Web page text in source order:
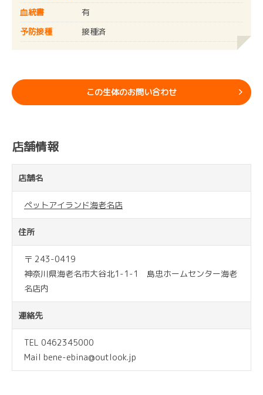
血統書
有
予防接種
接種済
この生体のお問い合わせ
店舗情報
店舗名
ペットアイランド海老名店
住所
〒 243-0419
神奈川県海老名市大谷北1-1-1 島忠ホームセンター海老
名店内
連絡先
TEL 0462345000
Mail bene-ebina@outlook.jp